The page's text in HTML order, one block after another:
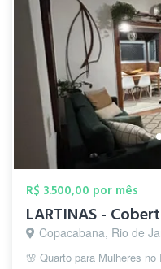
R$ 3.500,00 por mês
Copacabana, Rio de
🌸 Quarto para Mulheres